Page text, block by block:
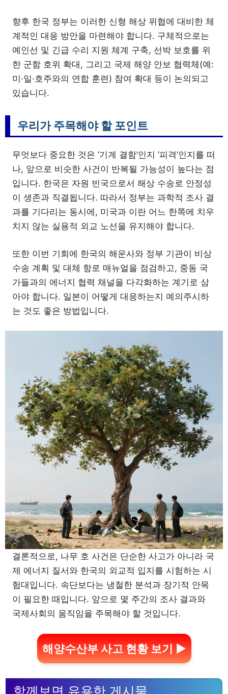
향후 한국 정부는 이러한 신형 해상 위협에 대비한 체
계적인 대응 방안을 마련해야 합니다. 구체적으로는
예인선 및 긴급 수리 지원 체계 구축, 선박 보호를 위
한 군함 호위 확대, 그리고 국제 해양 안보 협력체(예:
미·일·호주와의 연합 훈련) 참여 확대 등이 논의되고
있습니다.
우리가 주목해야 할 포인트
무엇보다 중요한 것은 ‘기계 결함’인지 ‘피격’인지를 떠
나, 앞으로 비슷한 사건이 반복될 가능성이 높다는 점
입니다. 한국은 자원 빈국으로서 해상 수송로 안정성
이 생존과 직결됩니다. 따라서 정부는 과학적 조사 결
과를 기다리는 동시에, 미국과 이란 어느 한쪽에 치우
치지 않는 실용적 외교 노선을 유지해야 합니다.
또한 이번 기회에 한국의 해운사와 정부 기관이 비상
수송 계획 및 대체 항로 매뉴얼을 점검하고, 중동 국
가들과의 에너지 협력 채널을 다각화하는 계기로 삼
아야 합니다. 일본이 어떻게 대응하는지 예의주시하
는 것도 좋은 방법입니다.
결론적으로, 나무 호 사건은 단순한 사고가 아니라 국
제 에너지 질서와 한국의 외교적 입지를 시험하는 시
험대입니다. 속단보다는 냉철한 분석과 장기적 안목
이 필요한 때입니다. 앞으로 몇 주간의 조사 결과와
국제사회의 움직임을 주목해야 할 것입니다.
해양수산부 사고 현황 보기 ▶
함께보면 유용한 게시물